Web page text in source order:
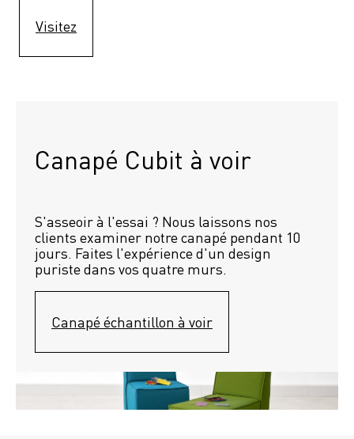
Visitez
Canapé Cubit à voir
S'asseoir à l'essai ? Nous laissons nos
clients examiner notre canapé pendant 10
jours. Faites l'expérience d'un design
puriste dans vos quatre murs.
Canapé échantillon à voir